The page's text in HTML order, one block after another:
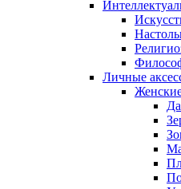
Личные